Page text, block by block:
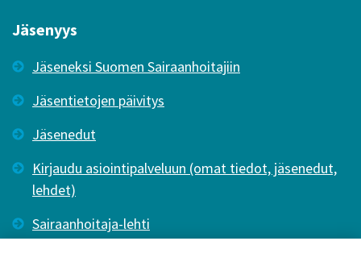
Jäsenyys
Jäseneksi Suomen Sairaanhoitajiin
Jäsentietojen päivitys
Jäsenedut
Kirjaudu asiointipalveluun (omat tiedot, jäsenedut,
lehdet)
Sairaanhoitaja-lehti